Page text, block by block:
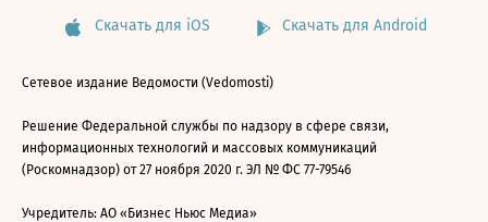
Скачать для iOS Скачать для Android
Сетевое издание Ведомости (Vedomosti)
Решение Федеральной службы по надзору в сфере связи,
информационных технологий и массовых коммуникаций
(Роскомнадзор) от 27 ноября 2020 г. ЭЛ № ФС 77-79546
Учредитель: АО «Бизнес Ньюс Медиа»